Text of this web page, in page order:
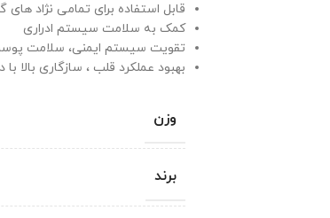
قابل استفاده برای تمامی نژاد های
کمک به سلامت سیستم ادراری
تقویت سیستم ایمنی، سلامت
بهبود عملکرد قلب ، سازگاری
وزن
برند